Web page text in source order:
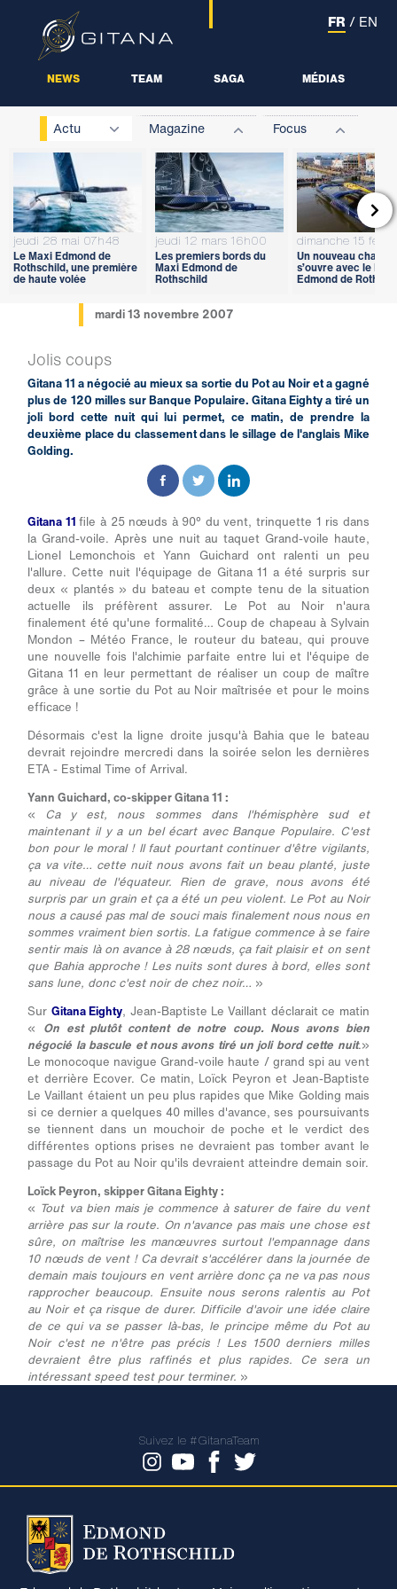
NEWS TEAM SAGA MÉDIAS
FR / EN
Actu Magazine Focus
jeudi 28 mai 07h48
Le Maxi Edmond de
Rothschild, une première
de haute volée
jeudi 12 mars 16h00
Les premiers bords du
Maxi Edmond de
Rothschild
dimanche 15
Un nouveau
s’ouvre avec le Maxi
Edmond de

mardi 13 novembre 2007
Jolis coups
Gitana 11 a négocié au mieux sa sortie du Pot au Noir et a gagné
plus de 120 milles sur Banque Populaire. Gitana Eighty a tiré un
joli bord cette nuit qui lui permet, ce matin, de prendre la
deuxième place du classement dans le sillage de l'anglais Mike
Golding.
Gitana 11 file à 25 nœuds à 90° du vent, trinquette 1 ris dans
la Grand-voile. Après une nuit au taquet Grand-voile haute,
Lionel Lemonchois et Yann Guichard ont ralenti un peu
l'allure. Cette nuit l'équipage de Gitana 11 a été surpris sur
deux « plantés » du bateau et compte tenu de la situation
actuelle ils préfèrent assurer. Le Pot au Noir n'aura
finalement été qu'une formalité… Coup de chapeau à Sylvain
Mondon – Météo France, le routeur du bateau, qui prouve
une nouvelle fois l'alchimie parfaite entre lui et l'équipe de
Gitana 11 en leur permettant de réaliser un coup de maître
grâce à une sortie du Pot au Noir maîtrisée et pour le moins
efficace !
Désormais c'est la ligne droite jusqu'à Bahia que le bateau
devrait rejoindre mercredi dans la soirée selon les dernières
ETA - Estimal Time of Arrival.
Yann Guichard, co-skipper Gitana 11 :
« Ca y est, nous sommes dans l'hémisphère sud et
maintenant il y a un bel écart avec Banque Populaire. C'est
bon pour le moral ! Il faut pourtant continuer d'être vigilants,
ça va vite… cette nuit nous avons fait un beau planté, juste
au niveau de l'équateur. Rien de grave, nous avons été
surpris par un grain et ça a été un peu violent. Le Pot au Noir
nous a causé pas mal de souci mais finalement nous nous en
sommes vraiment bien sortis. La fatigue commence à se faire
sentir mais là on avance à 28 nœuds, ça fait plaisir et on sent
que Bahia approche ! Les nuits sont dures à bord, elles sont
sans lune, donc c'est noir de chez noir… »
Sur Gitana Eighty, Jean-Baptiste Le Vaillant déclarait ce matin
« On est plutôt content de notre coup. Nous avons bien
négocié la bascule et nous avons tiré un joli bord cette nuit.»
Le monocoque navigue Grand-voile haute / grand spi au vent
et derrière Ecover. Ce matin, Loïck Peyron et Jean-Baptiste
Le Vaillant étaient un peu plus rapides que Mike Golding mais
si ce dernier a quelques 40 milles d'avance, ses poursuivants
se tiennent dans un mouchoir de poche et le verdict des
différentes options prises ne devraient pas tomber avant le
passage du Pot au Noir qu'ils devraient atteindre demain soir.
Loïck Peyron, skipper Gitana Eighty :
« Tout va bien mais je commence à saturer de faire du vent
arrière pas sur la route. On n'avance pas mais une chose est
sûre, on maîtrise les manœuvres surtout l'empannage dans
10 nœuds de vent ! Ca devrait s'accélérer dans la journée de
demain mais toujours en vent arrière donc ça ne va pas nous
rapprocher beaucoup. Ensuite nous serons ralentis au Pot
au Noir et ça risque de durer. Difficile d'avoir une idée claire
de ce qui va se passer là-bas, le principe même du Pot au
Noir c'est ne n'être pas précis ! Les 1500 derniers milles
devraient être plus raffinés et plus rapides. Ce sera un
intéressant speed test pour terminer. »
Suivez le #GitanaTeam